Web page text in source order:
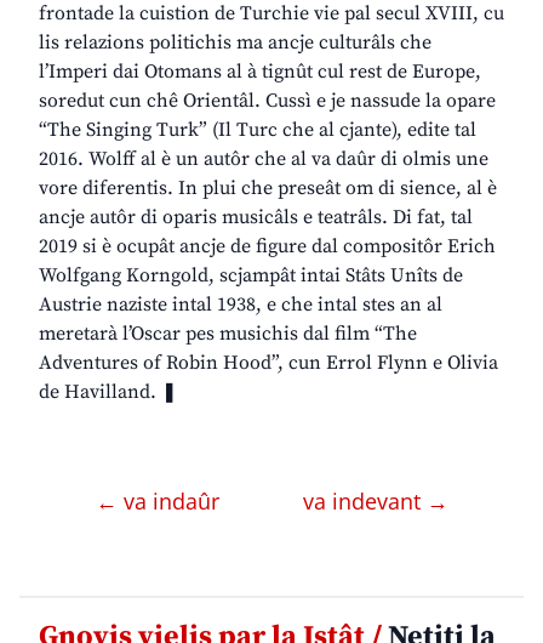
frontade la cuistion de Turchie vie pal secul XVIII, cu
lis relazions politichis ma ancje culturâls che
l’Imperi dai Otomans al à tignût cul rest de Europe,
soredut cun chê Orientâl. Cussì e je nassude la opare
“The Singing Turk” (Il Turc che al cjante), edite tal
2016. Wolff al è un autôr che al va daûr di olmis une
vore diferentis. In plui che preseât om di sience, al è
ancje autôr di oparis musicâls e teatrâls. Di fat, tal
2019 si è ocupât ancje de figure dal compositôr Erich
Wolfgang Korngold, scjampât intai Stâts Unîts de
Austrie naziste intal 1938, e che intal stes an al
meretarà l’Oscar pes musichis dal film “The
Adventures of Robin Hood”, cun Errol Flynn e Olivia
de Havilland. ❚
← va indaûr va indevant →